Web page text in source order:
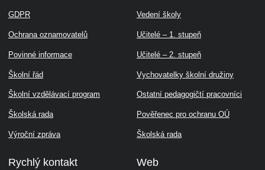
GDPR
Ochrana oznamovatelů
Povinné informace
Školní řád
Školní vzdělávací program
Školská rada
Výroční zpráva
Vedení školy
Učitelé – 1. stupeň
Učitelé – 2. stupeň
Vychovatelky školní družiny
Ostatní pedagogičtí pracovníci
Pověřenec pro ochranu OÚ
Školská rada
Rychlý kontakt Web